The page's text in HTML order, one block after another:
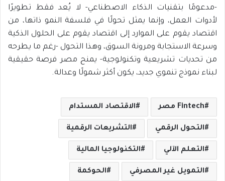
-مدعومًا بتقنيات الذكاء الاصطناعي- لا يُعد فقط تطويرًا
لأدوات العمل، وإنما يمثل تحولًا في فلسفة النمو ذاتها، من
اقتصاد يقوم على الموارد إلى اقتصاد يقوم على الحلول الذكية
وسرعة الاستجابة ومرونة السوق، وهذا التحول -رغم ما يطرحه
من تحديات تشريعية وتكنولوجية- يمنح مصر فرصة حقيقية
لبناء نموذج تنموي جديد، يكون أكثر شمولًا وعدالة.
Fintech مصر الاقتصاد المستدام
التحول الرقمي التشريعات الرقمية
التعلم الآلي التكنولوجيا المالية
التمويل غير المصرفي الحوكمة